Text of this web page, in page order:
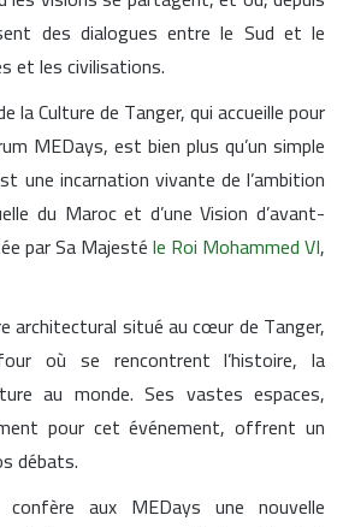
des dialogues entre le Sud et le
et les civilisations.
la Culture de Tanger, qui accueille pour
MEDays, est bien plus qu’un simple
une incarnation vivante de l’ambition
du Maroc et d’une Vision d’avant-
par Sa Majestéle Roi Mohammed VI,
architectural situé au cœur de Tanger,
où se rencontrent l’histoire, la
au monde. Ses vastes espaces,
pour cet événement, offrent un
débats.
aux MEDays une nouvelle